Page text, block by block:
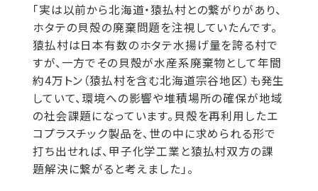
「実は以前から北海道・猿払村との繋がりがあり、
ホタテの貝殻の廃棄問題を注視していたんです。
猿払村は日本有数のホタテ水揚げ量を誇る村で
すが、一方でその貝殻が水産系廃棄物として年間
約4万トン（猿払村を含む北海道宗谷地区）も発生
していて、環境への影響や堆積場所の確保が地域
の社会課題になっています。貝殻を再利用したエ
コプラスチック製品を、世の中に求められる形で
打ち出せれば、甲子化学工業と猿払村双方の課
題解決に繋がると考えました」。